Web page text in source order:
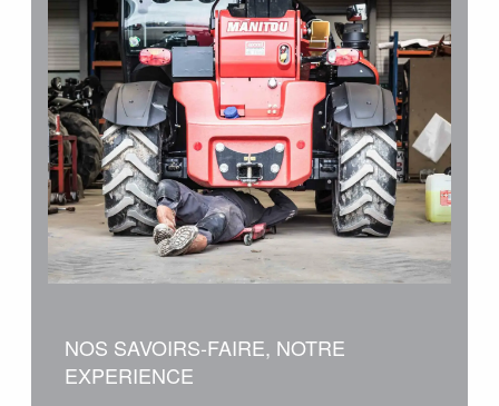
NOS SAVOIRS-FAIRE, NOTRE
EXPERIENCE